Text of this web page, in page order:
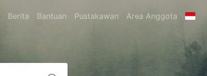
Berita Bantuan Pustakawan Area Anggota